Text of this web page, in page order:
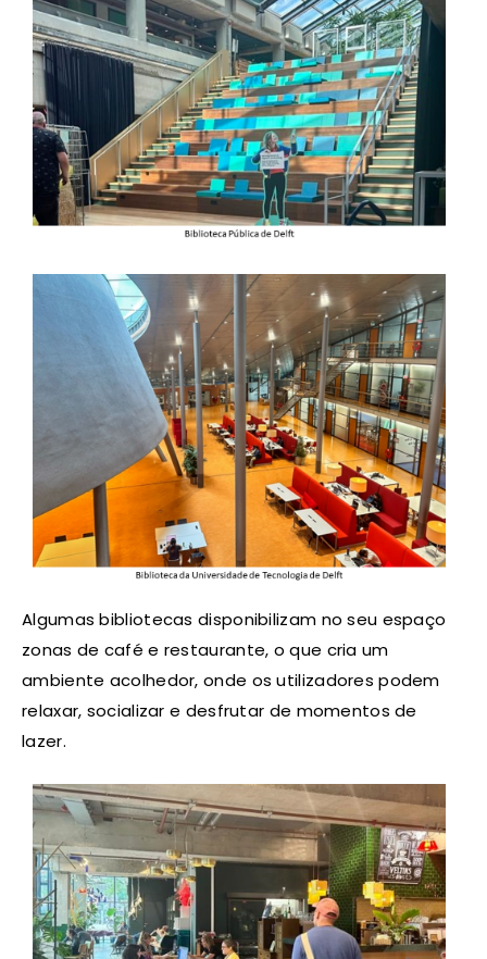
Algumas bibliotecas disponibilizam no seu espaço
zonas de café e restaurante, o que cria um
ambiente acolhedor, onde os utilizadores podem
relaxar, socializar e desfrutar de momentos de
lazer.